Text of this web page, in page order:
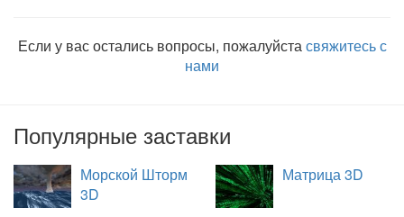
Если у вас остались вопросы, пожалуйстасвяжитесь с
нами
Популярные заставки
Морской Шторм
3D
Матрица 3D